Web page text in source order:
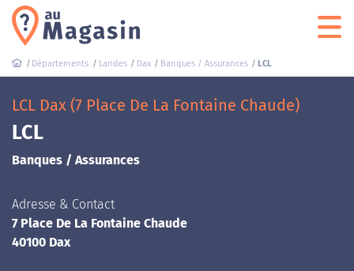
Départements Landes Dax Banques / Assurances LCL
LCL Dax (7 Place De La Fontaine Chaude)
LCL
Banques / Assurances
Adresse & Contact
7 Place De La Fontaine Chaude
40100 Dax